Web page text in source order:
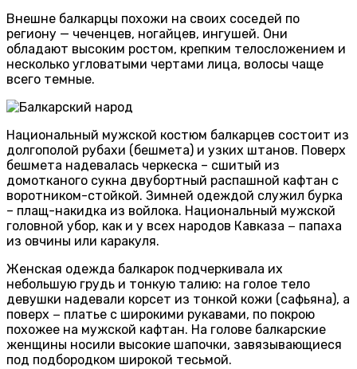
Внешне балкарцы похожи на своих соседей по
региону — чеченцев, ногайцев, ингушей. Они
обладают высоким ростом, крепким телосложением и
несколько угловатыми чертами лица, волосы чаще
всего темные.
Национальный мужской костюм балкарцев состоит из
долгополой рубахи (бешмета) и узких штанов. Поверх
бешмета надевалась черкеска – сшитый из
домотканого сукна двубортный распашной кафтан с
воротником-стойкой. Зимней одеждой служил бурка
– плащ-накидка из войлока. Национальный мужской
головной убор, как и у всех народов Кавказа − папаха
из овчины или каракуля.
Женская одежда балкарок подчеркивала их
небольшую грудь и тонкую талию: на голое тело
девушки надевали корсет из тонкой кожи (сафьяна), а
поверх − платье с широкими рукавами, по покрою
похожее на мужской кафтан. На голове балкарские
женщины носили высокие шапочки, завязывающиеся
под подбородком широкой тесьмой.